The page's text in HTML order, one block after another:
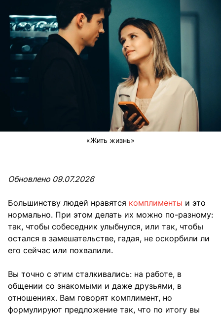
«Жить жизнь»
Обновлено 09.07.2026
Большинству людей нравятся комплименты и это
нормально. При этом делать их можно по-разному:
так, чтобы собеседник улыбнулся, или так, чтобы
остался в замешательстве, гадая, не оскорбили ли
его сейчас или похвалили.
Вы точно с этим сталкивались: на работе, в
общении со знакомыми и даже друзьями, в
отношениях. Вам говорят комплимент, но
формулируют предложение так, что по итогу вы